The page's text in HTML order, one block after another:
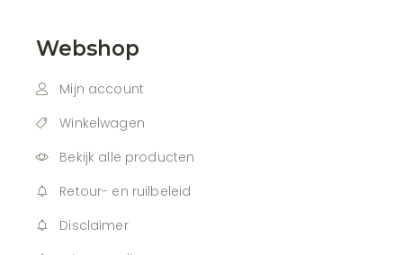
Webshop
Mijn account
Winkelwagen
Bekijk alle producten
Retour- en ruilbeleid
Disclaimer